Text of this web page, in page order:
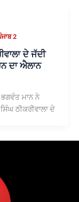
2
ਦੇ ਜੱਦੀ
ਦਾ ਐਲਾਨ
ਭਗਵੰਤ ਮਾਨ ਨੇ
ਠੀਕਰੀਵਾਲਾ ਦੇ